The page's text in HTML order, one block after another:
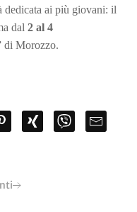
dedicata ai più giovani: il
dal 2 al 4
di Morozzo.